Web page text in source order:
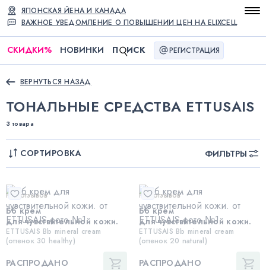
ВАЖНОЕ УВЕДОМЛЕНИЕ О ПОВЫШЕНИИ ЦЕН НА ELIXCELL
ЯПОНСКАЯ ЙЕНА И КАНАДА
СКИДКИ% НОВИНКИ П ИСК РЕГИСТРАЦИЯ
ВЕРНУТЬСЯ НАЗАД
ТОНАЛЬНЫЕ СРЕДСТВА ETTUSAIS
3 товара
СОРТИРОВКА ФИЛЬТРЫ
Нет отзывов
Бб крем
для чувствительной кожи.
ETTUSAIS Bb mineral cream
(оттенок 30 healthy)
РАСПРОДАНО
Нет отзывов
Бб крем
для чувствительной кожи.
ETTUSAIS Bb mineral cream
(оттенок 20 natural)
РАСПРОДАНО